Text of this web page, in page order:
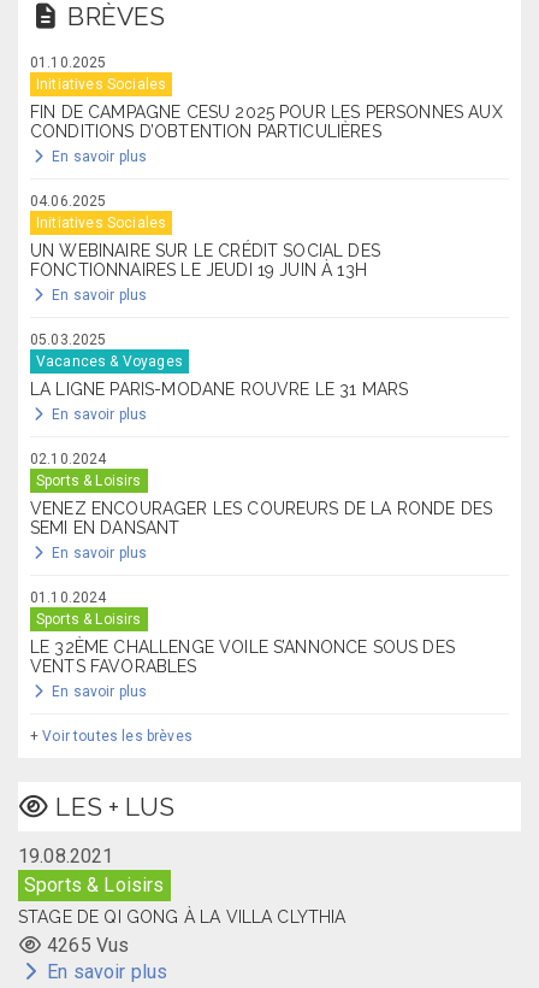
BRÈVES
01.10.2025
Initiatives Sociales
FIN DE CAMPAGNE CESU 2025 POUR LES PERSONNES AUX
CONDITIONS D’OBTENTION PARTICULIÈRES
En savoir plus
04.06.2025
Initiatives Sociales
UN WEBINAIRE SUR LE CRÉDIT SOCIAL DES
FONCTIONNAIRES LE JEUDI 19 JUIN À 13H
En savoir plus
05.03.2025
Vacances & Voyages
LA LIGNE PARIS-MODANE ROUVRE LE 31 MARS
En savoir plus
02.10.2024
Sports & Loisirs
VENEZ ENCOURAGER LES COUREURS DE LA RONDE DES
SEMI EN DANSANT
En savoir plus
01.10.2024
Sports & Loisirs
LE 32ÈME CHALLENGE VOILE S’ANNONCE SOUS DES
VENTS FAVORABLES
En savoir plus
+Voir toutes les brèves
LES + LUS
19.08.2021
Sports & Loisirs
STAGE DE QI GONG À LA VILLA CLYTHIA
4265 Vus
En savoir plus